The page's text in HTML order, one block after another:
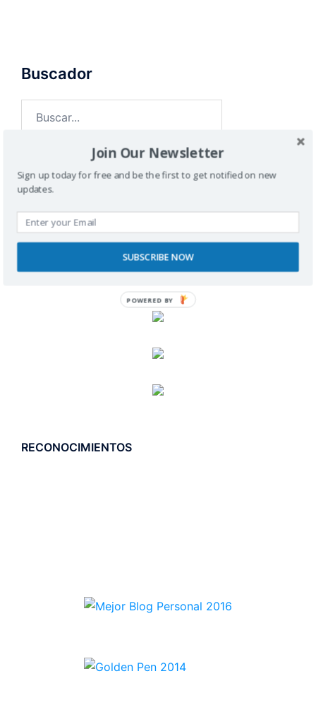
Buscador
SPONSORS
RECONOCIMIENTOS
Join Our Newsletter
Sign up today for free and be the first to get notified on new
updates.
SUBSCRIBE NOW
POWERED BY